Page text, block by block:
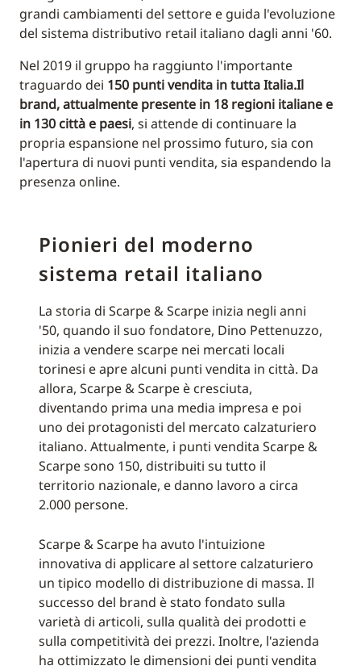
grandi cambiamenti del settore e guida l'evoluzione
del sistema distributivo retail italiano dagli anni '60.
Nel 2019 il gruppo ha raggiunto l'importante
traguardo dei 150 punti vendita in tutta Italia.Il
brand, attualmente presente in 18 regioni italiane e
in 130 città e paesi, si attende di continuare la
propria espansione nel prossimo futuro, sia con
l'apertura di nuovi punti vendita, sia espandendo la
presenza online.
Pionieri del moderno
sistema retail italiano
La storia di Scarpe & Scarpe inizia negli anni
'50, quando il suo fondatore, Dino Pettenuzzo,
inizia a vendere scarpe nei mercati locali
torinesi e apre alcuni punti vendita in città. Da
allora, Scarpe & Scarpe è cresciuta,
diventando prima una media impresa e poi
uno dei protagonisti del mercato calzaturiero
italiano. Attualmente, i punti vendita Scarpe &
Scarpe sono 150, distribuiti su tutto il
territorio nazionale, e danno lavoro a circa
2.000 persone.
Scarpe & Scarpe ha avuto l'intuizione
innovativa di applicare al settore calzaturiero
un tipico modello di distribuzione di massa. Il
successo del brand è stato fondato sulla
varietà di articoli, sulla qualità dei prodotti e
sulla competitività dei prezzi. Inoltre, l'azienda
ha ottimizzato le dimensioni dei punti vendita